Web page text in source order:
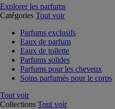
Explorer les parfums
Catégories Tout voir
Parfums exclusifs
Eaux de parfum
Eaux de toilette
Parfums solides
Parfums pour les cheveux
Soins parfumés pour le corps
Tout voir
Collections Tout voir